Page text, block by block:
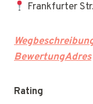
Frankfurter
BewertungAdres
Rating